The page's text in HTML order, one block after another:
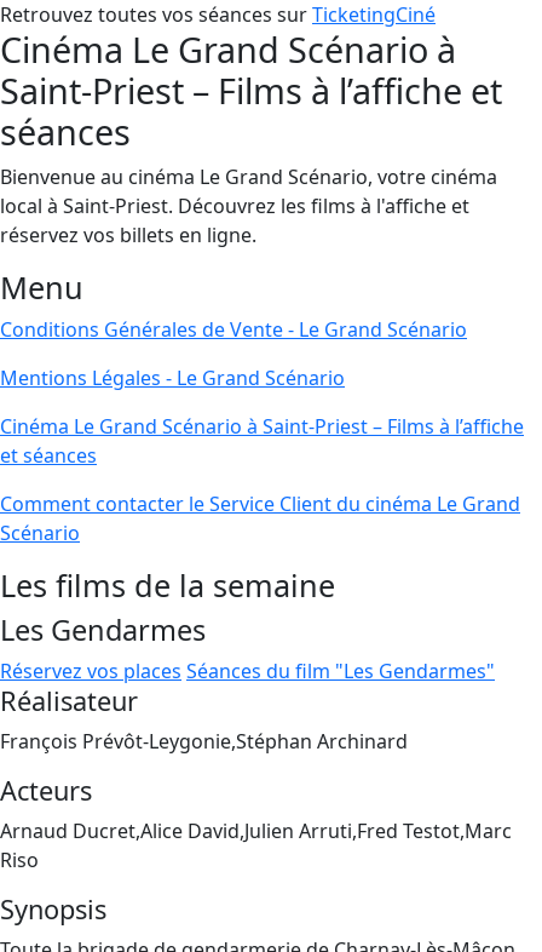
Retrouvez toutes vos séances surTicketingCiné
Cinéma Le Grand Scénario à
Saint-Priest – Films à l’affiche et
séances
Bienvenue au cinéma Le Grand Scénario, votre cinéma
local à Saint-Priest. Découvrez les films à l'affiche et
réservez vos billets en ligne.
Menu
Conditions Générales de Vente - Le Grand Scénario
Mentions Légales - Le Grand Scénario
Cinéma Le Grand Scénario à Saint-Priest – Films à l’affiche
et séances
Comment contacter le Service Client du cinéma Le Grand
Scénario
Les films de la semaine
Les Gendarmes
Réservez vos places Séances du film "Les Gendarmes"
Réalisateur
François Prévôt-Leygonie,Stéphan Archinard
Acteurs
Arnaud Ducret,Alice David,Julien Arruti,Fred Testot,Marc
Riso
Synopsis